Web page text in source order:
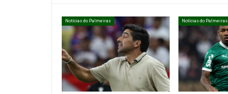
Notícias do Palmeiras Notícias do Palmeiras